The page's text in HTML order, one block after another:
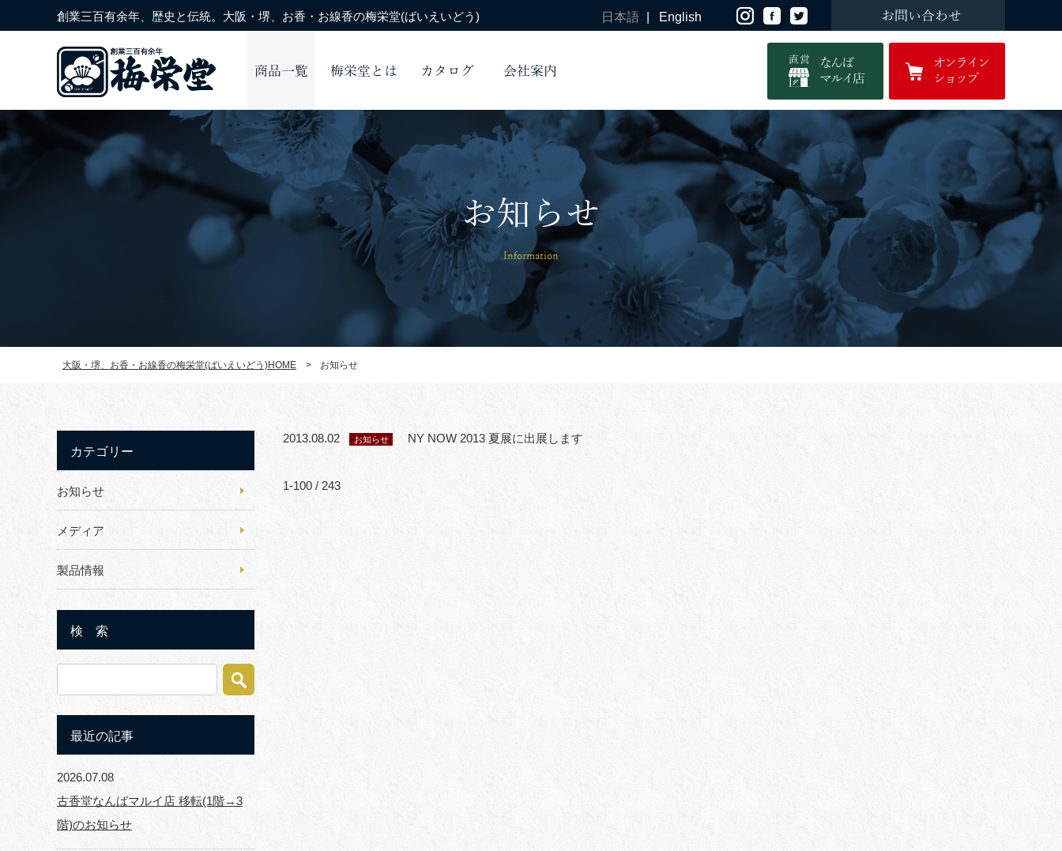
創業三百有余年、歴史と伝統。大阪・堺、お香・お線香の梅栄堂(ばいえいどう) 日本語 English お問い合わせ
商品一覧 梅栄堂とは カタログ 会社案内
オンライン
ショップ
直営
なんば
マルイ店
お知らせ
Information
大阪・堺、お香・お線香の梅栄堂(ばいえいどう)HOME > お知らせ
2013.08.02 お知らせ NY NOW 2013 夏展に出展します
1-100 / 243
カテゴリー
お知らせ
メディア
製品情報
検 索
最近の記事
2026.07.08
古香堂なんばマルイ店 移転(1階→3
階)のお知らせ